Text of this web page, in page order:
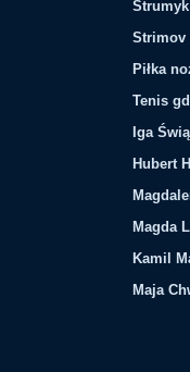
Strimov
Piłka
Tenis
Iga
Hubert
Magda
Kamil
Maja